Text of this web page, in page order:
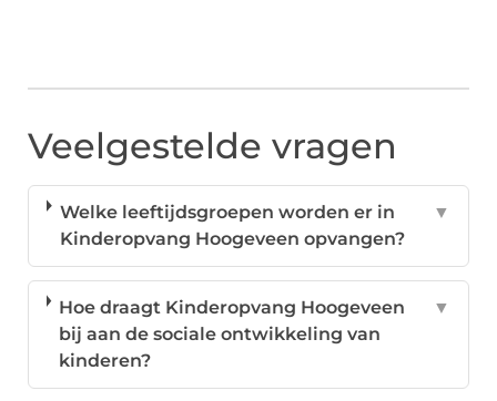
Veelgestelde vragen
Welke leeftijdsgroepen worden er in
Kinderopvang Hoogeveen opvangen?
▼
Hoe draagt Kinderopvang Hoogeveen
bij aan de sociale ontwikkeling van
kinderen?
▼